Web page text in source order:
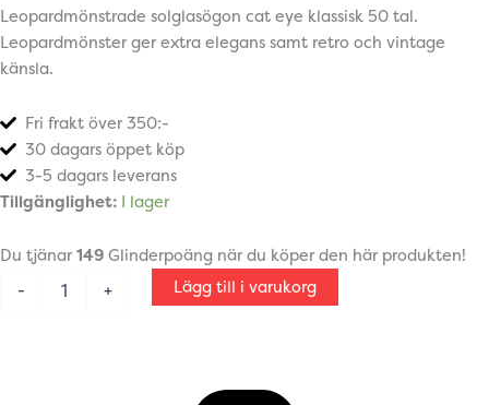
Leopardmönstrade solglasögon cat eye klassisk 50 tal.
Leopardmönster ger extra elegans samt retro och vintage
känsla.
Fri frakt över 350:-
30 dagars öppet köp
3-5 dagars leverans
Tillgänglighet: I lager
Du tjänar 149 Glinderpoäng när du köper den här produkten!
-
Leopardmönstrade
eye
+ Lägg till i varukorg